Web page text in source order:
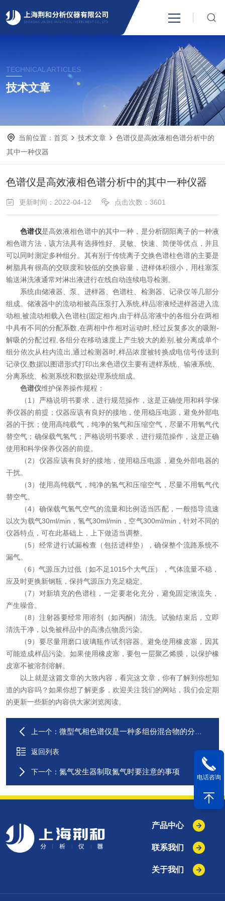
关于我们
新闻资讯
视频中心
资料下载
在线留言
联系我们
TECHNICAL ARTICLES
技术文章
当前位置：首页 技术文章
色谱仪是高效液相色谱分析中的
其中一种仪器
色谱仪是高效液相色谱分析中的其中一种仪器
更新时间：2022-04-12 点击次数：3601
色谱仪是高效液相色谱中的其中一种，是分析阴阳离子的一种液
相色谱方法，该方法具有选择性好、灵敏、快速、简便等优点，并且
可以同时测定多种组分。其有别于传统离子交换色谱柱色谱的主要是
树脂具有很高的交联度和较低的交换容量，进样体积很小，用柱塞泵
输送淋洗液通常对淋出液进行在线自动连续电导检测。
系统由储液器、泵、进样器、色谱柱、检测器、记录仪等几部分
组成。储液器中的流动相被高压泵打入系统,样品溶液经进样器进入流
动相,被流动相载入色谱柱(固定相内,由于样品溶液中的各组分在两相
中具有不同的分配系数,在两相中作相对运动时,经过反复多次的吸附-
解吸的分配过程,各组分在移动速度上产生较大的差别,被分离成单个
组分依次从柱内流出,通过检测器时,样品浓度被转换成电信号传送到
记录仪,数据以图谱形式打印出来色谱仪主要有进样系统、输液系统、
分离系统、检测系统和数据处理系统组成。
色谱仪维护保养操作规程：
（1）严格说明书要求，进行规范操作，这是正确使用和科学保
养仪器的前提；仪器应该有良好的接地，使用稳压电源，避免外部电
器的干扰；使用高纯载气，纯净的氢气和压缩空气，尽量不用氧气代
替空气；确保载气氢气；严格说明书要求，进行规范操作，这是正确
使用和科学保养仪器的前提。
（2）仪器应该有良好的接地，使用稳压电源，避免外部电器的
干扰。
（3）使用高纯载气，纯净的氢气和压缩空气，尽量不用氧气代
替空气。
（4）确保载气氢气空气的流量和比例适当匹配，一般指导流速
以次为载气30ml/min，氢气30ml/min，空气300ml/min，针对不同的
仪器特点，可在此基础上，上下做适当调整。
（5）经常进行试漏检查（包括进样垫），确保整个流路系统不
漏气。
（6）气源压力过低（如不足1015个大气压），气体流量不稳，
应及时更换新钢瓶，保持气源压力充足稳定。
（7）对新填充的色谱柱，一定要老化充分，避免固定液流失，
产生噪音。
（8）注射器要经常用溶剂（如丙酮）清洗。试验结束后，立即
清洗干净，以免被样品中的高沸点物质污染。
（9）要尽量用磨口玻璃瓶作试剂容器。避免使用橡皮塞，因其
可能造成样品污染。如果使用橡皮塞，要包一层聚乙烯膜，以保护橡
皮塞不被溶剂溶解。
以上就是这篇文章的大致内容，看完这文章，你有了解到你想知
道的内容吗？如果你想了解更多，欢迎关注我们的网站，我们会定期
的更新一些新的内容供大家浏览阅读。
上一个： 微型气相色谱仪是一种多组份混合物的分离工具
返回列表
下一个： 氮气发生器制取氮气时要注意的事项
产品中心
联系我们
关于我们
电话咨询